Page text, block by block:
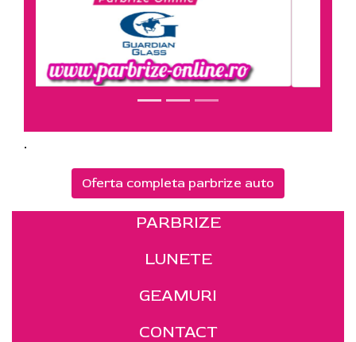
.
Oferta completa parbrize auto
PARBRIZE
LUNETE
GEAMURI
CONTACT